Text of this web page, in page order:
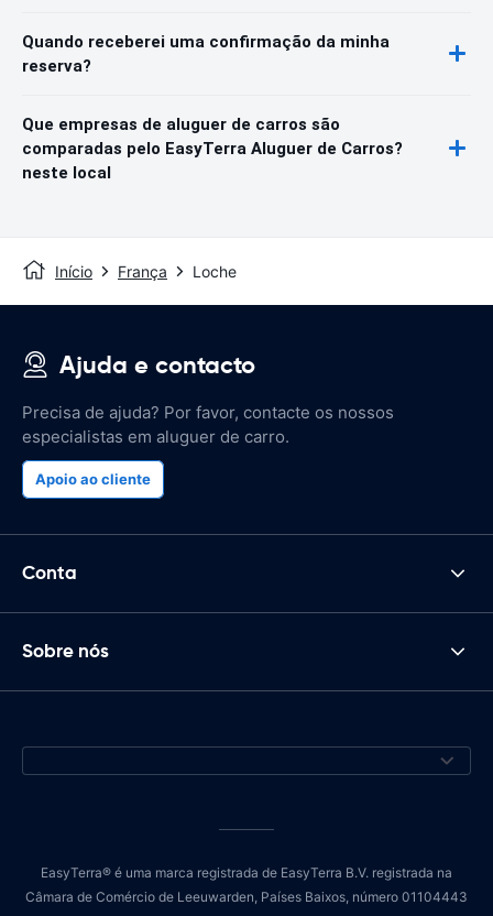
Quando receberei uma confirmação da minha
reserva?
Que empresas de aluguer de carros são
comparadas pelo EasyTerra Aluguer de Carros?
neste local
Início França Loche
Ajuda e contacto
Precisa de ajuda? Por favor, contacte os nossos
especialistas em aluguer de carro.
Apoio ao cliente
Conta
Sobre nós
EasyTerra® é uma marca registrada de EasyTerra B.V. registrada na
Câmara de Comércio de Leeuwarden, Países Baixos, número 01104443